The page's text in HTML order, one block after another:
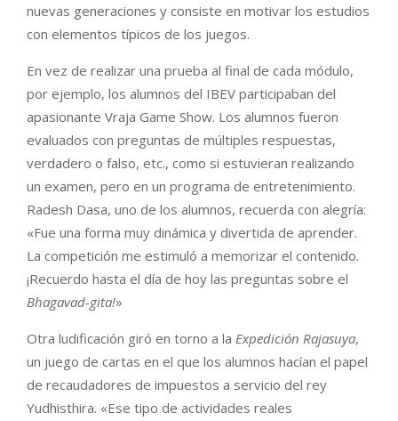
nuevas generaciones y consiste en motivar los estudios
con elementos típicos de los juegos.
En vez de realizar una prueba al final de cada módulo,
por ejemplo, los alumnos del IBEV participaban del
apasionante Vraja Game Show. Los alumnos fueron
evaluados con preguntas de múltiples respuestas,
verdadero o falso, etc., como si estuvieran realizando
un examen, pero en un programa de entretenimiento.
Radesh Dasa, uno de los alumnos, recuerda con alegría:
«Fue una forma muy dinámica y divertida de aprender.
La competición me estimuló a memorizar el contenido.
¡Recuerdo hasta el día de hoy las preguntas sobre el
Bhagavad-gita!»
Otra ludificación giró en torno a la Expedición Rajasuya,
un juego de cartas en el que los alumnos hacían el papel
de recaudadores de impuestos a servicio del rey
Yudhisthira. «Ese tipo de actividades reales